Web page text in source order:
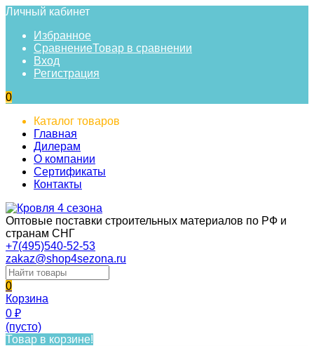
Личный кабинет
Избранное
СравнениеТовар в сравнении
Вход
Регистрация
0
Каталог товаров
Главная
Дилерам
О компании
Сертификаты
Контакты
Оптовые поставки строительных материалов по РФ и
странам СНГ
+7(495)540-52-53
zakaz@shop4sezona.ru
0
Корзина
0 ₽
(пусто)
Товар в корзине!